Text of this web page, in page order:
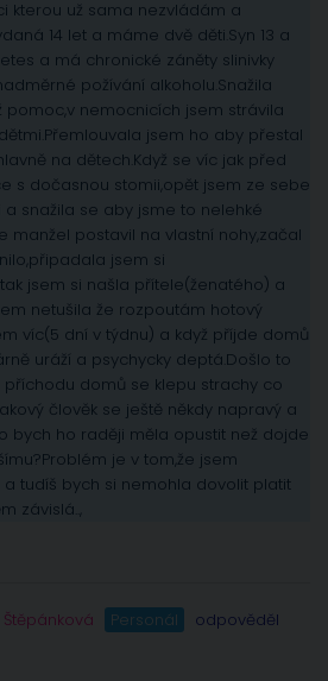
kterou už sama nezvládám a
14 let a máme dvě děti.Syn 13 a
a má chronické záněty slinivky
požívání alkoholu.Snažila
pomoc,v nemocnicích jsem strávila
jsem ho aby přestal
na dětech.Když se víc jak před
s dočasnou stomii,opět jsem ze sebe
snažila se aby jsme to nelehké
manžel postavil na vlastní nohy,začal
jsem si
jsem si našla přítele(ženatého) a
netušila že rozpoutám hotový
víc(5 dní v týdnu) a když příjde domů
uráží a psychycky deptá.Došlo to
příchodu domů se klepu strachy co
člověk se ještě někdy napravý a
bych ho raději měla opustit než dojde
je v tom,že jsem
tudíš bych si nemohla dovolit platit
závislá..,
Personál
odpověděl